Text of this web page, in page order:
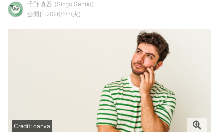
千野 真吾
Singo Senno
公開日 2026/5/5(火)
Credit: canva